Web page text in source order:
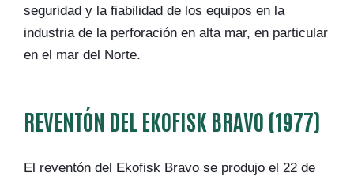
seguridad y la fiabilidad de los equipos en la
industria de la perforación en alta mar, en particular
en el mar del Norte.
REVENTÓN DEL EKOFISK BRAVO (1977)
El reventón del Ekofisk Bravo se produjo el 22 de